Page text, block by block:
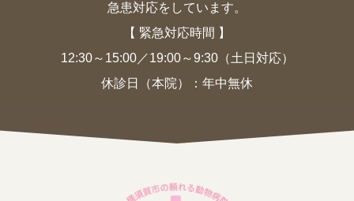
急患対応をしています。
【 緊急対応時間 】
12:30～15:00／19:00～9:30（土日対応）
休診日（本院）：年中無休